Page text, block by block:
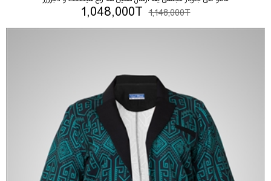
1,148,000T
1,048,000T